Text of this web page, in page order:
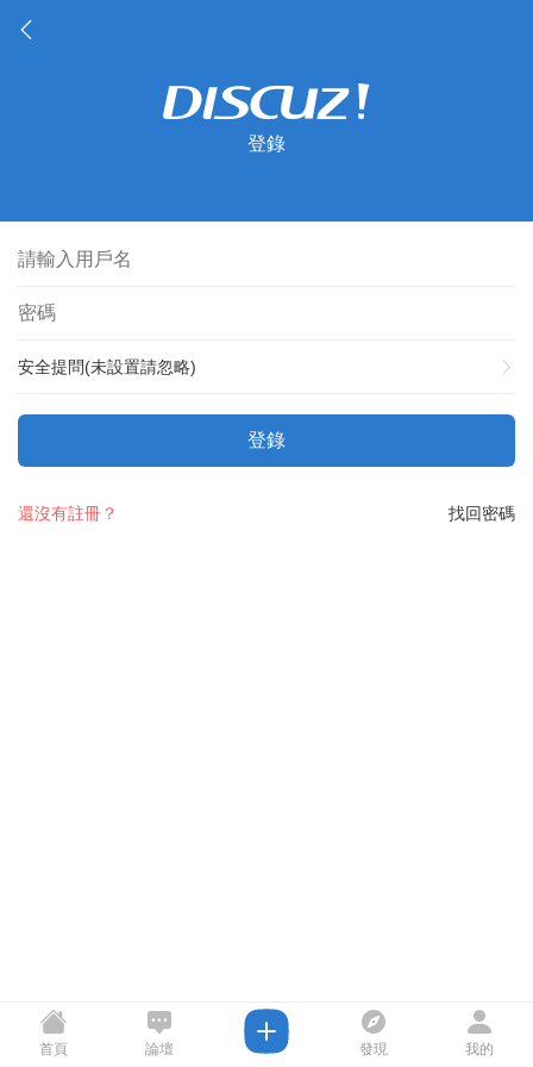
登錄
安全提問(未設置請忽略)
登錄
找回密碼
還沒有註冊？
首頁 論壇 發現 我的